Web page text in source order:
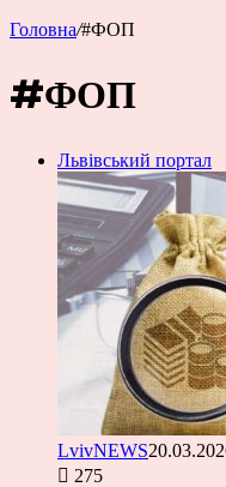
Головна/#ФОП
#ФОП
Львівський портал
LvivNEWS
275